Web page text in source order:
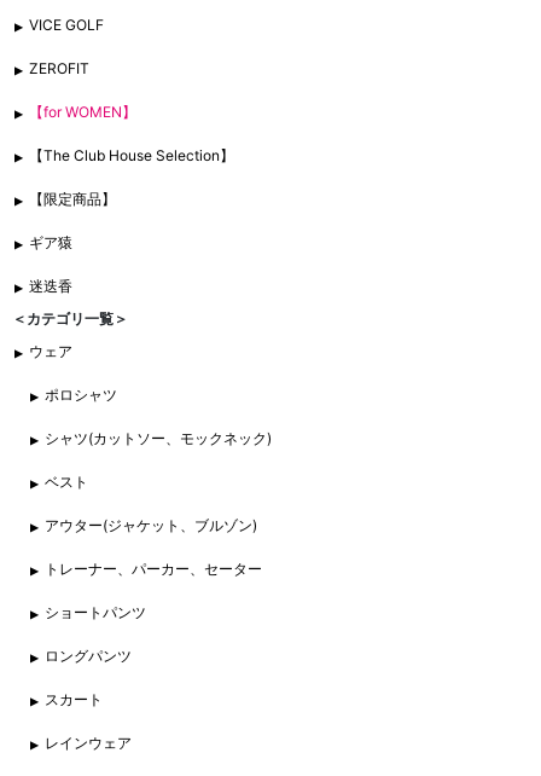
VICE GOLF
ZEROFIT
【for WOMEN】
【The Club House Selection】
【限定商品】
ギア猿
迷迭香
＜カテゴリ一覧＞
ウェア
ポロシャツ
シャツ(カットソー、モックネック)
ベスト
アウター(ジャケット、ブルゾン)
トレーナー、パーカー、セーター
ショートパンツ
ロングパンツ
スカート
レインウェア